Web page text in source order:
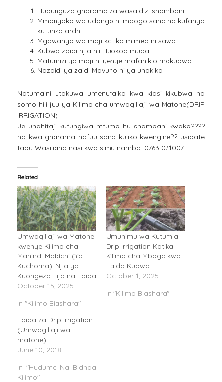
Hupunguza gharama za wasaidizi shambani.
Mmonyoko wa udongo ni mdogo sana na kufanya
kutunza ardhi.
Mgawanyo wa maji katika mimea ni sawa.
Kubwa zaidi njia hii Huokoa muda.
Matumizi ya maji ni yenye mafanikio makubwa.
Nazaidi ya zaidi Mavuno ni ya uhakika
Natumaini utakuwa umenufaika kwa kiasi kikubwa na
somo hili juu ya Kilimo cha umwagiliaji wa Matone(DRIP
IRRIGATION)
Je unahitaji kufungiwa mfumo hu shambani kwako????
na kwa gharama nafuu sana kuliko kwengine?? usipate
tabu Wasiliana nasi kwa simu namba: 0763 071007
Related
Umwagiliaji wa Matone
kwenye Kilimo cha
Mahindi Mabichi (Ya
Kuchoma): Njia ya
Kuongeza Tija na Faida
October 15, 2025
In "Kilimo Biashara"
Umuhimu wa Kutumia
Drip Irrigation Katika
Kilimo cha Mboga kwa
Faida Kubwa
October 1, 2025
In "Kilimo Biashara"
Faida za Drip Irrigation
(Umwagiliaji wa
matone)
June 10, 2018
In "Huduma Na Bidhaa
Kilimo"